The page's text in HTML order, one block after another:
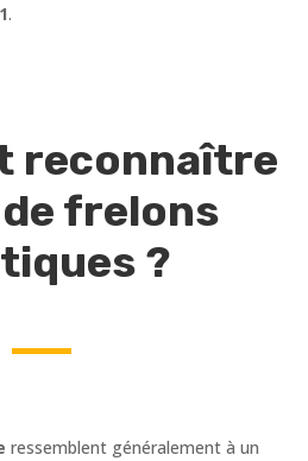
.
reconnaître
frelons
?
ressemblent généralement à un